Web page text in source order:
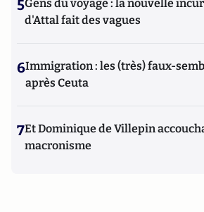
5Gens du voyage : la nouvelle
d'Attal fait des vagues
6Immigration : les (très) faux-
après Ceuta
7Et Dominique de Villepin
macronisme